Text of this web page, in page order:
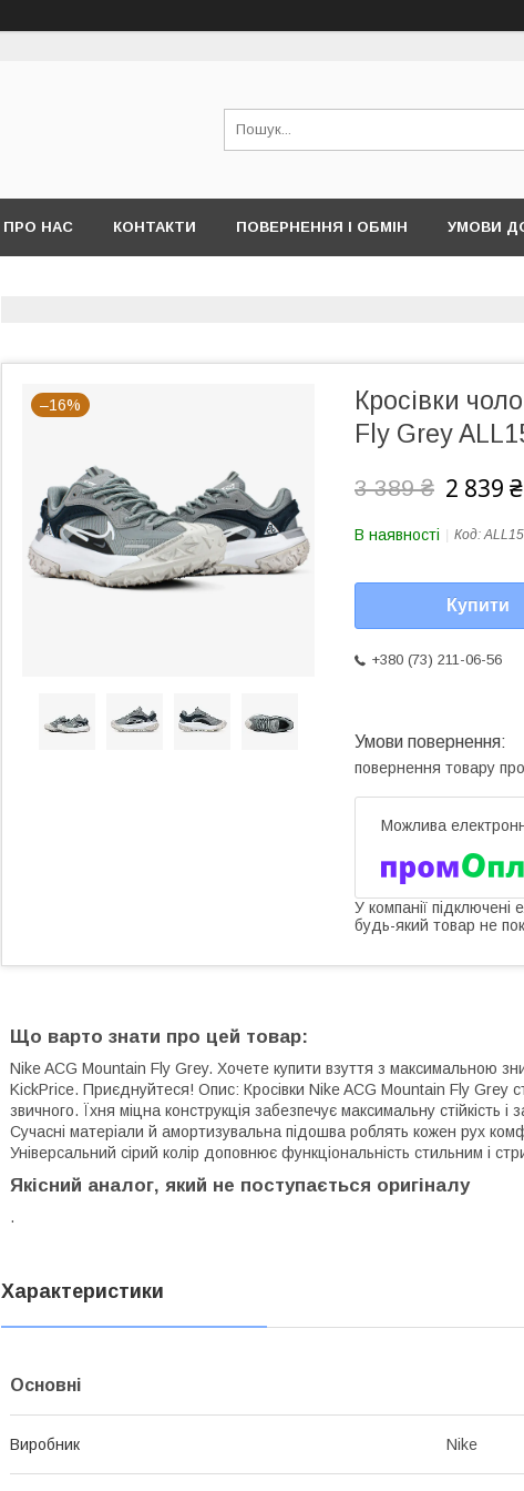
ПРО НАС КОНТАКТИ ПОВЕРНЕННЯ І ОБМІН УМОВИ
–16%
Кросівки
Fly Grey
3 389 ₴ 2 839 ₴
В наявності Код:
Купити
+380 (73) 211-06-56
повернення товару
У компанії підключені
будь-який товар не
Що варто знати про цей товар:
Nike ACG Mountain Fly Grey. Хочете купити взуття з максимальною
KickPrice. Приєднуйтеся! Опис: Кросівки Nike ACG Mountain Fly Grey
звичного. Їхня міцна конструкція забезпечує максимальну стійкість і
Сучасні матеріали й амортизувальна підошва роблять кожен рух
Універсальний сірий колір доповнює функціональність стильним і
Якісний аналог, який не поступається оригіналу
.
Характеристики
Основні
Виробник Nike